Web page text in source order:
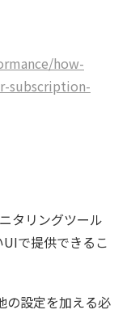
how-
subscription-
タリングツール
で提供できるこ
の設定を加える必